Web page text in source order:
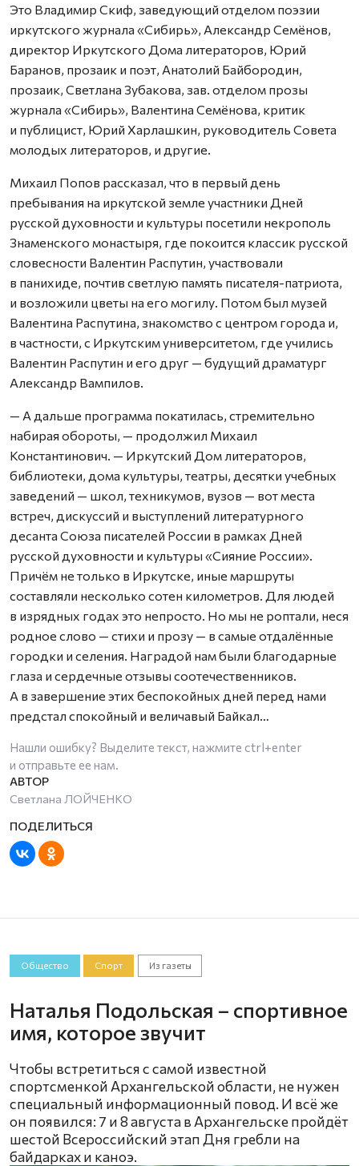
Это Владимир Скиф, заведующий отделом поэзии
иркутского журнала «Сибирь», Александр Семёнов,
директор Иркутского Дома литераторов, Юрий
Баранов, прозаик и поэт, Анатолий Байбородин,
прозаик, Светлана Зубакова, зав. отделом прозы
журнала «Сибирь», Валентина Семёнова, критик
и публицист, Юрий Харлашкин, руководитель Совета
молодых литераторов, и другие.
Михаил Попов рассказал, что в первый день
пребывания на иркутской земле участники Дней
русской духовности и культуры посетили некрополь
Знаменского монастыря, где покоится классик русской
словесности Валентин Распутин, участвовали
в панихиде, почтив светлую память писателя-патриота,
и возложили цветы на его могилу. Потом был музей
Валентина Распутина, знакомство с центром города и,
в частности, с Иркутским университетом, где учились
Валентин Распутин и его друг — будущий драматург
Александр Вампилов.
— А дальше программа покатилась, стремительно
набирая обороты, — продолжил Михаил
Константинович. — Иркутский Дом литераторов,
библиотеки, дома культуры, театры, десятки учебных
заведений — школ, техникумов, вузов — вот места
встреч, дискуссий и выступлений литературного
десанта Союза писателей России в рамках Дней
русской духовности и культуры «Сияние России».
Причём не только в Иркутске, иные маршруты
составляли несколько сотен километров. Для людей
в изрядных годах это непросто. Но мы не роптали, неся
родное слово — стихи и прозу — в самые отдалённые
городки и селения. Наградой нам были благодарные
глаза и сердечные отзывы соотечественников.
А в завершение этих беспокойных дней перед нами
предстал спокойный и величавый Байкал…
Нашли ошибку? Выделите текст, нажмите ctrl+enter
и отправьте ее нам.
Светлана ЛОЙЧЕНКО
Общество Спорт Из газеты
Наталья Подольская – спортивное
имя, которое звучит
Чтобы встретиться с самой известной
спортсменкой Архангельской области, не нужен
специальный информационный повод. И всё же
он появился: 7 и 8 августа в Архангельске пройдёт
шестой Всероссийский этап Дня гребли на
байдарках и каноэ.